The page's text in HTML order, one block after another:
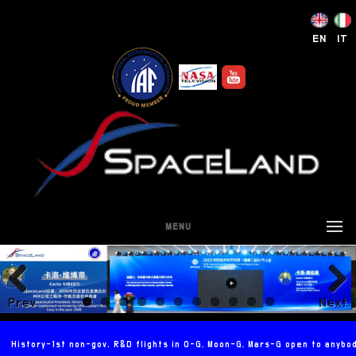
EN IT
MENU
Prev
ious
Next
History-1st non-gov. R&D flights in 0-G, Moon-G, Mars-G open to